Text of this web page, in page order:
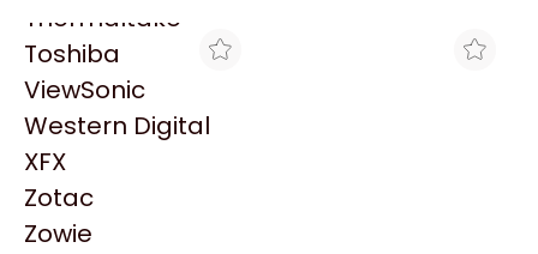
Thermaltake
Toshiba
ViewSonic
Western Digital
XFX
Zotac
Zowie
MOTHERBOARD ASUS